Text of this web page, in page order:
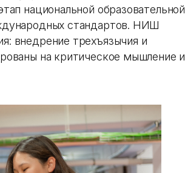
национальной образовательной
стандартов. НИШ
внедрение трехъязычия и
на критическое мышление и